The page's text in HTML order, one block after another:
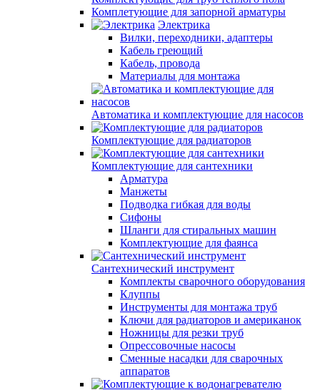
Комплетующие для запорной арматуры
Электрика
Вилки, переходники, адаптеры
Кабель греющий
Кабель, провода
Материалы для монтажа
Автоматика и комплектующие для насосов
Комплектующие для радиаторов
Комплектующие для сантехники
Арматура
Манжеты
Подводка гибкая для воды
Сифоны
Шланги для стиральных машин
Комплектующие для фаянса
Сантехнический инструмент
Комплекты сварочного оборудования
Клуппы
Инструменты для монтажа труб
Ключи для радиаторов и американок
Ножницы для резки труб
Опрессовочные насосы
Сменные насадки для сварочных
аппаратов